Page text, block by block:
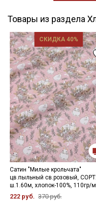
Товары из раздела
СКИДКА 40%
Сатин "Милые крольчата"
цв.пыльный св.розовый,
ш.1.60м, хлопок-100%, 110гр/
222 руб. 370 руб.